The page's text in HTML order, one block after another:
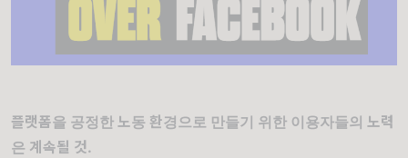
플랫폼을 공정한 노동 환경으로 만들기 위한 이용자들의 노력
은 계속될 것.